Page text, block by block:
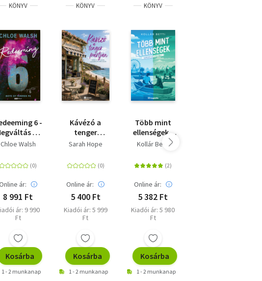
KÖNYV
6 -
6 -
(Különleges
Chloe Walsh
ár:
8 991 Ft
ár: 9 990
Ft
Kosárba
1 - 2 munkanap
KÖNYV
Kávézó a
tenger
partján -
kiadás)
Sarah Hope
Online ár:
5 400 Ft
Kiadói ár: 5 999
Ft
Kosárba
1 - 2 munkanap
KÖNYV
Több mint
ellenségek -
Szerelem első
(Különleges
kiadás)
Kollár Betti
Online ár:
5 382 Ft
Kiadói ár: 5 980
Ft
Kosárba
1 - 2 munkanap